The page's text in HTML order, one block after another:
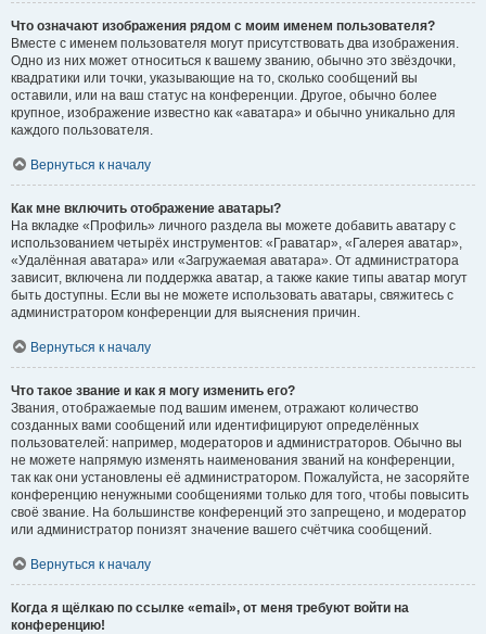
Что означают изображения рядом с моим именем пользователя?
Вместе с именем пользователя могут присутствовать два изображения.
Одно из них может относиться к вашему званию, обычно это звёздочки,
квадратики или точки, указывающие на то, сколько сообщений вы
оставили, или на ваш статус на конференции. Другое, обычно более
крупное, изображение известно как «аватара» и обычно уникально для
каждого пользователя.
Вернуться к началу
Как мне включить отображение аватары?
На вкладке «Профиль» личного раздела вы можете добавить аватару с
использованием четырёх инструментов: «Граватар», «Галерея аватар»,
«Удалённая аватара» или «Загружаемая аватара». От администратора
зависит, включена ли поддержка аватар, а также какие типы аватар могут
быть доступны. Если вы не можете использовать аватары, свяжитесь с
администратором конференции для выяснения причин.
Вернуться к началу
Что такое звание и как я могу изменить его?
Звания, отображаемые под вашим именем, отражают количество
созданных вами сообщений или идентифицируют определённых
пользователей: например, модераторов и администраторов. Обычно вы
не можете напрямую изменять наименования званий на конференции,
так как они установлены её администратором. Пожалуйста, не засоряйте
конференцию ненужными сообщениями только для того, чтобы повысить
своё звание. На большинстве конференций это запрещено, и модератор
или администратор понизят значение вашего счётчика сообщений.
Вернуться к началу
Когда я щёлкаю по ссылке «email», от меня требуют войти на
конференцию!